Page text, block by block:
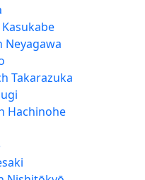
Neyagawa
Takarazuka
Hachinohe